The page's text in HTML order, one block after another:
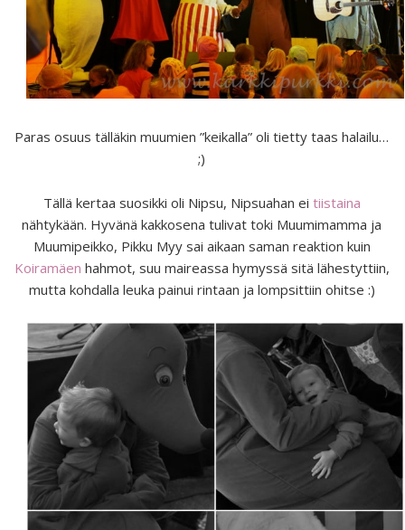
Paras osuus tälläkin muumien ”keikalla” oli tietty taas halailu…
;)
Tällä kertaa suosikki oli Nipsu, Nipsuahan ei tiistaina
nähtykään. Hyvänä kakkosena tulivat toki Muumimamma ja
Muumipeikko, Pikku Myy sai aikaan saman reaktion kuin
Koiramäen hahmot, suu maireassa hymyssä sitä lähestyttiin,
mutta kohdalla leuka painui rintaan ja lompsittiin ohitse :)